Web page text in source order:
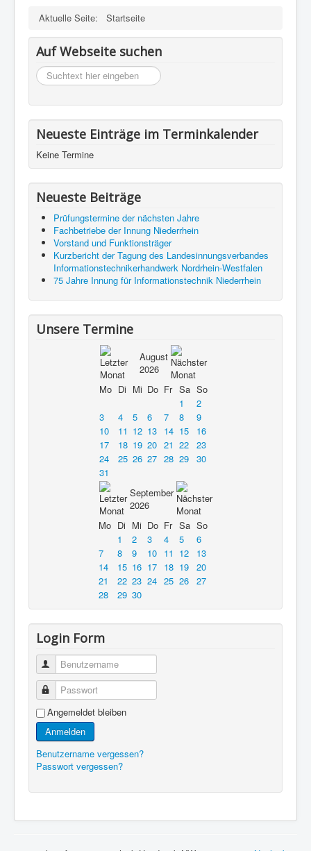
Aktuelle Seite:
Startseite
Auf Webseite suchen
suchen
Neueste Einträge im Terminkalender
Keine Termine
Neueste Beiträge
Prüfungstermine der nächsten Jahre
Fachbetriebe der Innung Niederrhein
Vorstand und Funktionsträger
Kurzbericht der Tagung des Landesinnungsverbandes
Informationstechnikerhandwerk Nordrhein-Westfalen
75 Jahre Innung für Informationstechnik Niederrhein
Unsere Termine
August
2026
Mo Di Mi Do Fr Sa So
1
2
3
4 5 6 7 8
9
10
11 12 13 14 15
16
17
18 19 20 21 22
23
24
25 26 27 28 29
30
31
September
2026
Mo Di Mi Do Fr Sa So
1
2 3 4 5
6
7
8 9 10 11 12
13
14
15 16 17 18 19
20
21
22 23 24 25 26
27
28
29 30
Login Form
Benutzername
Passwort
Angemeldet bleiben
Anmelden
Benutzername vergessen?
Passwort vergessen?